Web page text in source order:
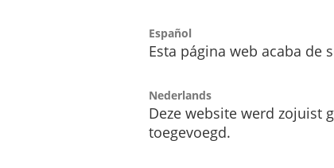
Español
Esta página web acaba de
Nederlands
Deze website werd zojuist
toegevoegd.